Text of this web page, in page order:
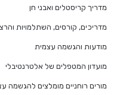
מדריך קריסטלים ואבני חן
מדריכים, קורסים, השתלמויות
מודעות והגשמה עצמית
מועדון המטפלים של אלטרנטיבלי
מורים רוחניים מומלצים להגשמה